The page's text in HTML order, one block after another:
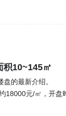
上班高峰期可能会造
1室0厅0卫，朝
视野。布局合理
约土地、节省面
。F区户型-一居
体验。如下图F
积10~145㎡
盘的最新介绍。
元/㎡，开盘